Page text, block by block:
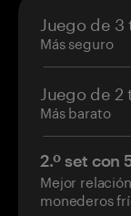
Juego de
Más seguro
Juego de 2
Más barato
2.º set con
Mejor
monederos